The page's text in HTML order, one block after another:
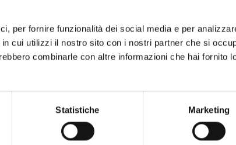
per fornire funzionalità dei social media e per
cui utilizzi il nostro sito con i nostri partner che si
combinarle con altre informazioni che hai fornito
Statistiche Marketing